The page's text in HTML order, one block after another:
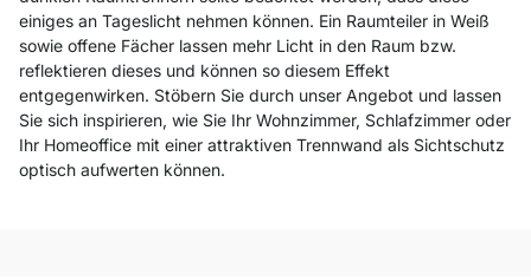
einiges an Tageslicht nehmen können. Ein Raumteiler in Weiß
sowie offene Fächer lassen mehr Licht in den Raum bzw.
reflektieren dieses und können so diesem Effekt
entgegenwirken. Stöbern Sie durch unser Angebot und lassen
Sie sich inspirieren, wie Sie Ihr Wohnzimmer, Schlafzimmer oder
Ihr Homeoffice mit einer attraktiven Trennwand als Sichtschutz
optisch aufwerten können.